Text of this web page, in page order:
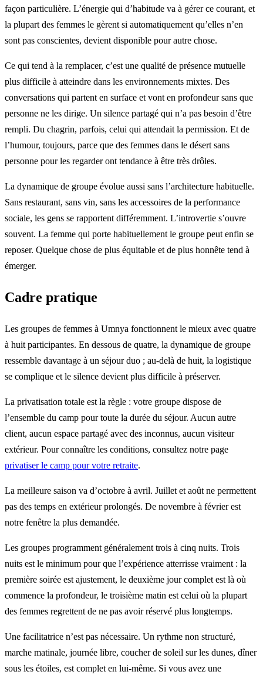
façon particulière. L’énergie qui d’habitude va à gérer ce courant, et
la plupart des femmes le gèrent si automatiquement qu’elles n’en
sont pas conscientes, devient disponible pour autre chose.
Ce qui tend à la remplacer, c’est une qualité de présence mutuelle
plus difficile à atteindre dans les environnements mixtes. Des
conversations qui partent en surface et vont en profondeur sans que
personne ne les dirige. Un silence partagé qui n’a pas besoin d’être
rempli. Du chagrin, parfois, celui qui attendait la permission. Et de
l’humour, toujours, parce que des femmes dans le désert sans
personne pour les regarder ont tendance à être très drôles.
La dynamique de groupe évolue aussi sans l’architecture habituelle.
Sans restaurant, sans vin, sans les accessoires de la performance
sociale, les gens se rapportent différemment. L’introvertie s’ouvre
souvent. La femme qui porte habituellement le groupe peut enfin se
reposer. Quelque chose de plus équitable et de plus honnête tend à
émerger.
Cadre pratique
Les groupes de femmes à Umnya fonctionnent le mieux avec quatre
à huit participantes. En dessous de quatre, la dynamique de groupe
ressemble davantage à un séjour duo ; au-delà de huit, la logistique
se complique et le silence devient plus difficile à préserver.
La privatisation totale est la règle : votre groupe dispose de
l’ensemble du camp pour toute la durée du séjour. Aucun autre
client, aucun espace partagé avec des inconnus, aucun visiteur
extérieur. Pour connaître les conditions, consultez notre page
privatiser le camp pour votre retraite.
La meilleure saison va d’octobre à avril. Juillet et août ne permettent
pas des temps en extérieur prolongés. De novembre à février est
notre fenêtre la plus demandée.
Les groupes programment généralement trois à cinq nuits. Trois
nuits est le minimum pour que l’expérience atterrisse vraiment : la
première soirée est ajustement, le deuxième jour complet est là où
commence la profondeur, le troisième matin est celui où la plupart
des femmes regrettent de ne pas avoir réservé plus longtemps.
Une facilitatrice n’est pas nécessaire. Un rythme non structuré,
marche matinale, journée libre, coucher de soleil sur les dunes, dîner
sous les étoiles, est complet en lui-même. Si vous avez une